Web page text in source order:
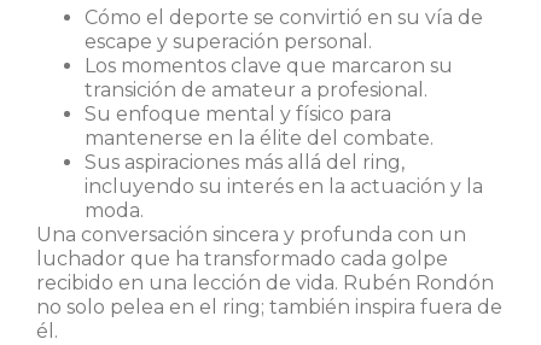
Cómo el deporte se convirtió en su vía de
escape y superación personal.
Los momentos clave que marcaron su
transición de amateur a profesional.
Su enfoque mental y físico para
mantenerse en la élite del combate.
Sus aspiraciones más allá del ring,
incluyendo su interés en la actuación y la
moda.
Una conversación sincera y profunda con un
luchador que ha transformado cada golpe
recibido en una lección de vida. Rubén Rondón
no solo pelea en el ring; también inspira fuera de
él.